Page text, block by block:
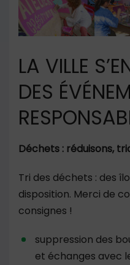
LA VILLE
DES
Déchets : réduisons,
Tri des déchets : des
disposition. Merci de
consignes !
suppression des
et échanges avec